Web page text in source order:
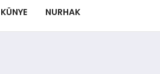
KÜNYE NURHAK